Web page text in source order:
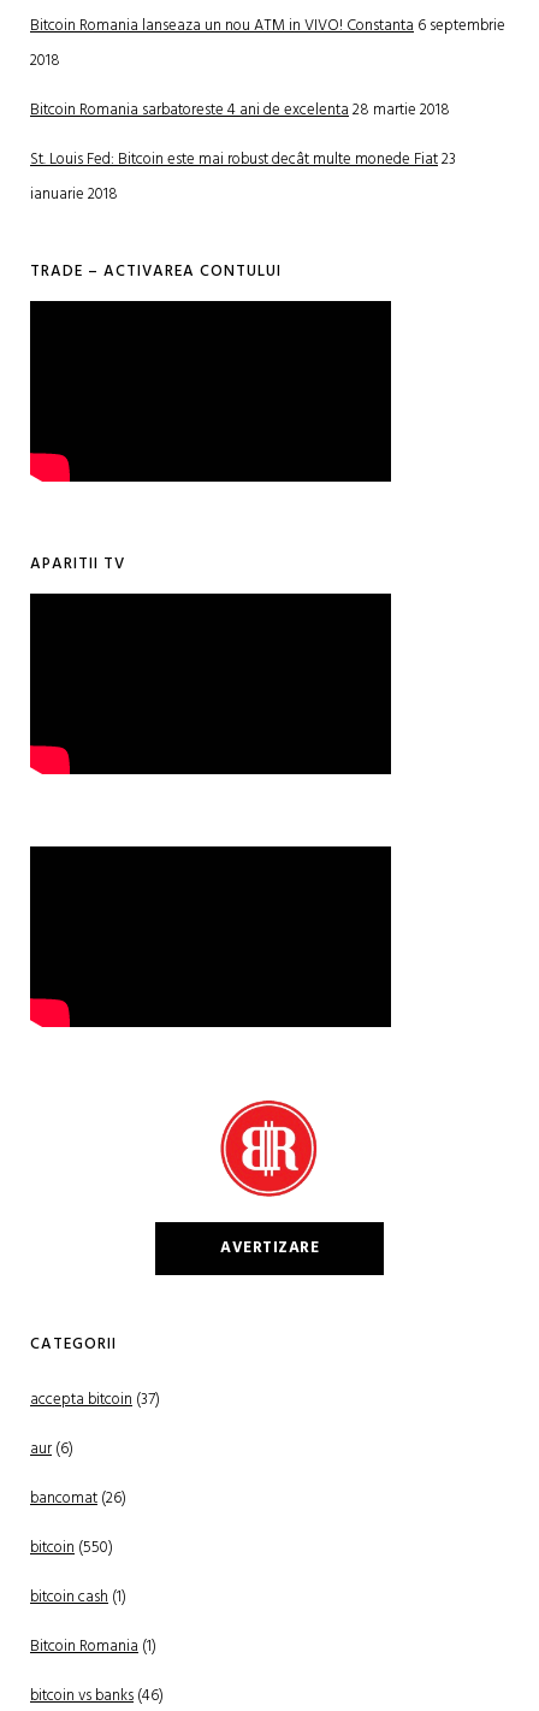
Bitcoin Romania lanseaza un nou ATM in VIVO! Constanta6 septembrie
2018
Bitcoin Romania sarbatoreste 4 ani de excelenta28 martie 2018
St. Louis Fed: Bitcoin este mai robust decât multe monede Fiat23
ianuarie 2018
TRADE – ACTIVAREA CONTULUI
APARITII TV
AVERTIZARE
CATEGORII
accepta bitcoin(37)
aur(6)
bancomat(26)
bitcoin(550)
bitcoin cash(1)
Bitcoin Romania(1)
bitcoin vs banks(46)